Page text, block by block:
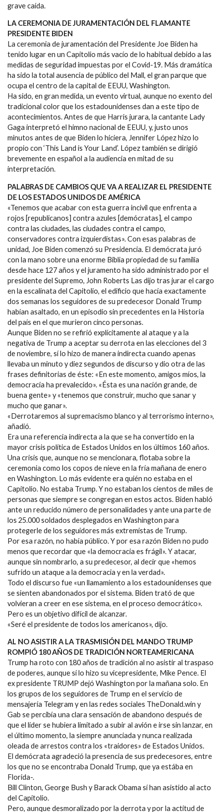
grave caída.
LA CEREMONIA DE JURAMENTACIÓN DEL FLAMANTE
PRESIDENTE BIDEN
La ceremonia de juramentación del Presidente Joe Biden ha
tenido lugar en un Capitolio más vacío de lo habitual debido a las
medidas de seguridad impuestas por el Covid-19. Más dramática
ha sido la total ausencia de público del Mall, el gran parque que
ocupa el centro de la capital de EEUU, Washington.
Ha sido, en gran medida, un evento virtual, aunque no exento del
tradicional color que los estadounidenses dan a este tipo de
acontecimientos. Antes de que Harris jurara, la cantante Lady
Gaga interpretó el himno nacional de EEUU, y, justo unos
minutos antes de que Biden lo hiciera, Jennifer López hizo lo
propio con ‘This Land is Your Land’. López también se dirigió
brevemente en español a la audiencia en mitad de su
interpretación.
PALABRAS DE CAMBIOS QUE VA A REALIZAR EL PRESIDENTE
DE LOS ESTADOS UNIDOS DE AMÉRICA
«Tenemos que acabar con esta guerra incivil que enfrenta a
rojos [republicanos] contra azules [demócratas], el campo
contra las ciudades, las ciudades contra el campo,
conservadores contra izquierdistas». Con esas palabras de
unidad, Joe Biden comenzó su Presidencia. El demócrata juró
con la mano sobre una enorme Biblia propiedad de su familia
desde hace 127 años y el juramento ha sido administrado por el
presidente del Supremo, John Roberts Las dijo tras jurar el cargo
en la escalinata del Capitolio, el edificio que hacía exactamente
dos semanas los seguidores de su predecesor Donald Trump
habían asaltado, en un episodio sin precedentes en la Historia
del país en el que murieron cinco personas.
Aunque Biden no se refirió explícitamente al ataque y a la
negativa de Trump a aceptar su derrota en las elecciones del 3
de noviembre, sí lo hizo de manera indirecta cuando apenas
llevaba un minuto y diez segundos de discurso y dio otra de las
frases definitorias de éste: «En este momento, amigos míos, la
democracia ha prevalecido». «Ésta es una nación grande, de
buena gente» y «tenemos que construir, mucho que sanar y
mucho que ganar».
«Derrotaremos al supremacismo blanco y al terrorismo interno»,
añadió.
Era una referencia indirecta a la que se ha convertido en la
mayor crisis política de Estados Unidos en los últimos 160 años.
Una crisis que, aunque no se mencionara, flotaba sobre la
ceremonia como los copos de nieve en la fría mañana de enero
en Washington. Lo más evidente era quién no estaba en el
Capitolio. No estaba Trump. Y no estaban los cientos de miles de
personas que siempre se congregan en estos actos. Biden habló
ante un reducido número de personalidades y ante una parte de
los 25.000 soldados desplegados en Washington para
protegerle de los seguidores más extremistas de Trump.
Por esa razón, no había público. Y por esa razón Biden no pudo
menos que recordar que «la democracia es frágil». Y atacar,
aunque sin nombrarlo, a su predecesor, al decir que «hemos
sufrido un ataque a la democracia y en la verdad».
Todo el discurso fue «un llamamiento a los estadounidenses que
se sienten abandonados por el sistema. Biden trató de que
volvieran a creer en ese sistema, en el proceso democrático».
Pero es un objetivo difícil de alcanzar.
«Seré el presidente de todos los americanos», dijo.
AL NO ASISTIR A LA TRASMISIÓN DEL MANDO TRUMP
ROMPIÓ 180 AÑOS DE TRADICIÓN NORTEAMERICANA
Trump ha roto con 180 años de tradición al no asistir al traspaso
de poderes, aunque sí lo hizo su vicepresidente, Mike Pence. El
ex presidente TRUMP dejó Washington por la mañana solo. En
los grupos de los seguidores de Trump en el servicio de
mensajería Telegram y en las redes sociales TheDonald.win y
Gab se percibía una clara sensación de abandono después de
que el líder se hubiera limitado a subir al avión e irse sin lanzar, en
el último momento, la siempre anunciada y nunca realizada
oleada de arrestos contra los «traidores» de Estados Unidos.
El demócrata agradeció la presencia de sus predecesores, entre
los que no se encontraba Donald Trump, que ya estába en
Florida-.
Bill Clinton, George Bush y Barack Obama sí han asistido al acto
del Capitolio.
Pero, aunque desmoralizado por la derrota y por la actitud de